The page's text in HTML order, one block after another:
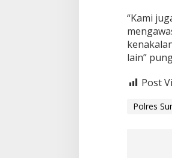
“Kami
lain”
Post
Polres